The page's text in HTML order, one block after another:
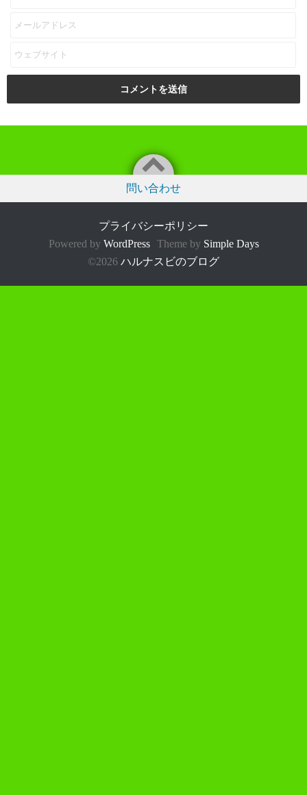
問い合わせ
プライバシーポリシー
Powered by WordPress Theme by Simple Days
©2026 ハルナスビのブログ